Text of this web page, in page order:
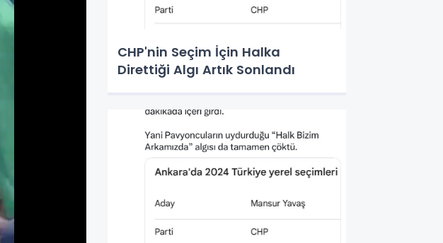
CHP'nin Seçim İçin Halka
Direttiği Algı Artık Sonlandı